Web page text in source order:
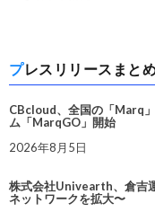
プレスリリースまと
CBcloud、全国の「Marq
ム「MarqGO」開始
2026年8月5日
株式会社Univearth、倉吉
ネットワークを拡大〜